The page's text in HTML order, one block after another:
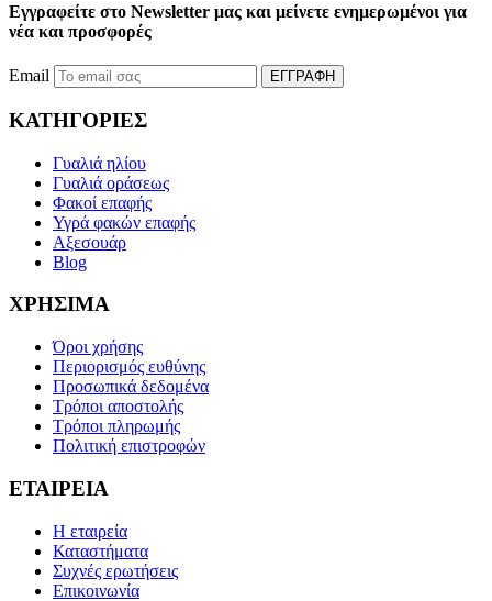
Εγγραφείτε στο Newsletter μας και μείνετε ενημερωμένοι για
νέα και προσφορές
Email ΕΓΓΡΑΦΗ
ΚΑΤΗΓΟΡΙΕΣ
Γυαλιά ηλίου
Γυαλιά οράσεως
Φακοί επαφής
Υγρά φακών επαφής
Αξεσουάρ
Blog
ΧΡΗΣΙΜΑ
Όροι χρήσης
Περιορισμός ευθύνης
Προσωπικά δεδομένα
Τρόποι αποστολής
Τρόποι πληρωμής
Πολιτική επιστροφών
ΕΤΑΙΡΕΙΑ
Η εταιρεία
Καταστήματα
Συχνές ερωτήσεις
Επικοινωνία